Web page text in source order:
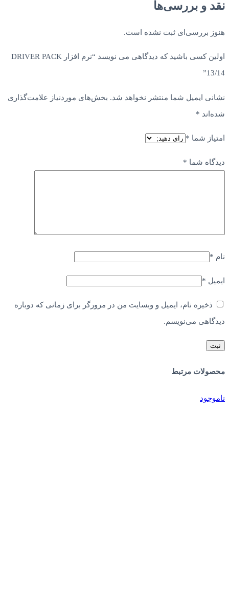
نقد و بررسی‌ها
هنوز بررسی‌ای ثبت نشده است.
اولین کسی باشید که دیدگاهی می نویسد “نرم افزار DRIVER PACK
13/14”
نشانی ایمیل شما منتشر نخواهد شد. بخش‌های موردنیاز علامت‌گذاری
شده‌اند *
امتیاز شما *
دیدگاه شما *
نام *
ایمیل *
ذخیره نام، ایمیل و وبسایت من در مرورگر برای زمانی که دوباره
دیدگاهی می‌نویسم.
محصولات مرتبط
ناموجود